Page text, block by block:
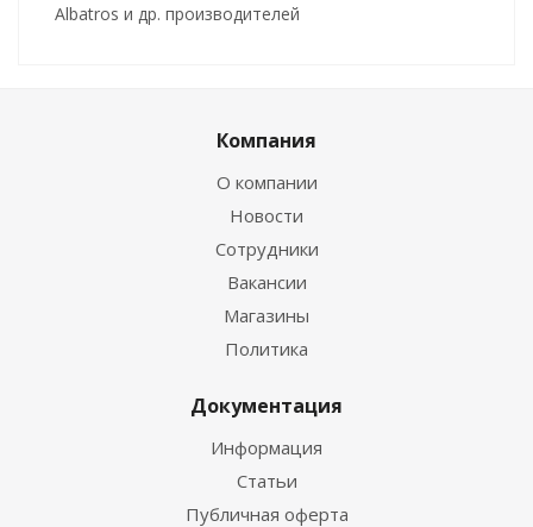
Albatros и др. производителей
Компания
О компании
Новости
Сотрудники
Вакансии
Магазины
Политика
Документация
Информация
Статьи
Публичная оферта